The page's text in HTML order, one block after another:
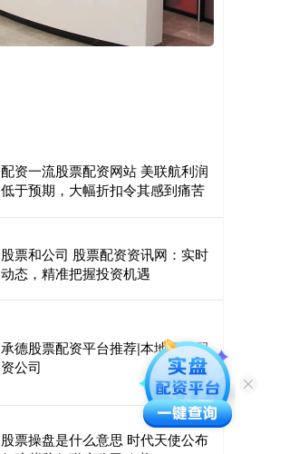
配资一流股票配资网站 美联航利润
低于预期，大幅折扣令其感到痛苦
股票和公司 股票配资资讯网：实时
动态，精准把握投资机遇
承德股票配资平台推荐|本地正规配
资公司
股票操盘是什么意思 时代天使公布